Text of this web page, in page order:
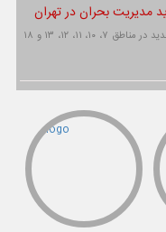
تهران رسانه | ۶ پایگاه جدید در مناطق ۷، ۱۰، ۱۱، ۱۲، ۱۳ و ۱۸